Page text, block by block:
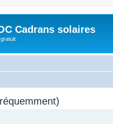
Cadrans solaires